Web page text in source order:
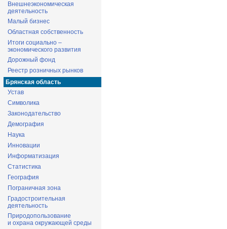
Внешнеэкономическая
деятельность
Малый бизнес
Областная собственность
Итоги социально –
экономического развития
Дорожный фонд
Реестр розничных рынков
Брянская область
Устав
Символика
Законодательство
Демография
Наука
Инновации
Информатизация
Статистика
География
Пограничная зона
Градостроительная
деятельность
Природопользование
и охрана окружающей среды